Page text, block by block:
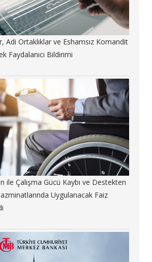
Adi Ortaklıklar ve Eshamsız Komandit
Faydalanıcı Bildirimi
ile Çalışma Gücü Kaybı ve Destekten
Uygulanacak Faiz